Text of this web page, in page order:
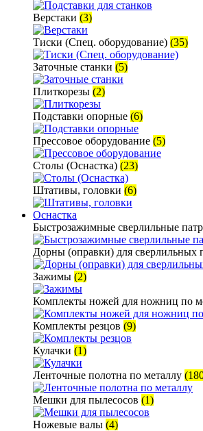
Верстаки (3)
Тиски (Спец. оборудование) (35)
Заточные станки (5)
Плиткорезы (2)
Подставки опорные (6)
Прессовое оборудование (5)
Столы (Оснастка) (23)
Штативы, головки (6)
Оснастка
Быстрозажимные сверлильные
Дорны (оправки) для сверлильных
Зажимы (2)
Комплекты ножей для ножниц по
Комплекты резцов (9)
Кулачки (1)
Ленточные полотна по металлу
Мешки для пылесосов (1)
Ножевые валы (4)